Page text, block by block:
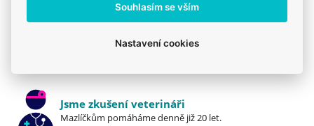
Při rozdělení celkové denní krmné dávky SPECIFIC™
FCD Crystal Management na 3 – 4 porce za den je
minimalizována možnost postprandiálního zvýšení
Specific
Veterinární diety
Jsme zkušení veterináři
Mazlíčkům pomáháme denně již 20 let.
Souhlasím se vším
Nastavení cookies